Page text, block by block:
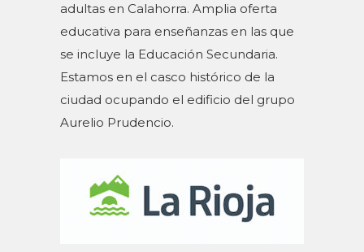
adultas en Calahorra. Amplia oferta
educativa para enseñanzas en las que
se incluye la Educación Secundaria.
Estamos en el casco histórico de la
ciudad ocupando el edificio del grupo
Aurelio Prudencio.